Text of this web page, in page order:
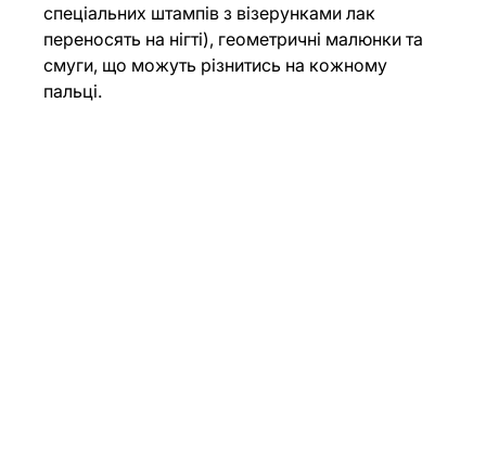
спеціальних штампів з візерунками лак
переносять на нігті), геометричні малюнки та
смуги, що можуть різнитись на кожному
пальці.